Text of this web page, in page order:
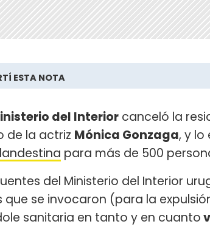
ESTA NOTA
del Interior canceló la
de la actriz Mónica Gonzaga, y lo
para más de 500
del Ministerio del Interior
que se invocaron (para la
sanitaria en tanto y en cuanto